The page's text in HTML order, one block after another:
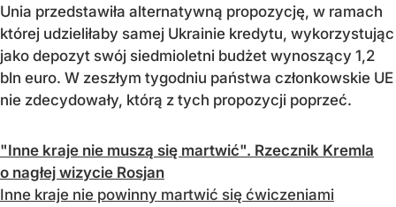
Unia przedstawiła alternatywną propozycję, w ramach
której udzieliłaby samej Ukrainie kredytu, wykorzystując
jako depozyt swój siedmioletni budżet wynoszący 1,2
bln euro. W zeszłym tygodniu państwa członkowskie UE
nie zdecydowały, którą z tych propozycji poprzeć.
"Inne kraje nie muszą się martwić". Rzecznik Kremla
o nagłej wizycie Rosjan
Inne kraje nie powinny martwić się ćwiczeniami